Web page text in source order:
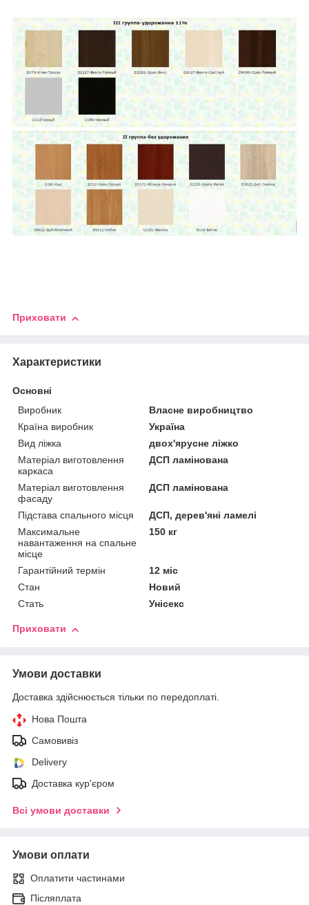
Приховати
Характеристики
Основні
Виробник
Власне виробництво
Країна виробник
Україна
Вид ліжка
двох'ярусне ліжко
Матеріал виготовлення
каркаса
ДСП ламінована
Матеріал виготовлення
фасаду
ДСП ламінована
Підстава спального місця
ДСП, дерев'яні ламелі
Максимальне
навантаження на спальне
місце
150 кг
Гарантійний термін
12 міс
Стан
Новий
Стать
Унісекс
Приховати
Умови доставки
Доставка здійснюється тільки по передоплаті.
Нова Пошта
Самовивіз
Delivery
Доставка кур'єром
Всі умови доставки
Умови оплати
Оплатити частинами
Післяплата